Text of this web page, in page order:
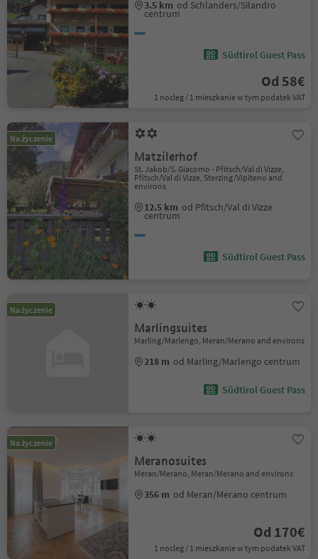
3.5 km od Schlanders/Silandro
centrum
Südtirol Guest Pass
Od 58€
1 nocleg / 1 mieszkanie w tym podatek VAT
Na życzenie
Matzilerhof
St. Jakob/S. Giacomo - Pfitsch/Val di Vizze,
Pfitsch/Val di Vizze, Sterzing/Vipiteno and
environs
12.5 km od Pfitsch/Val di Vizze
centrum
Südtirol Guest Pass
Na życzenie
Marlingsuites
Marling/Marlengo, Meran/Merano and environs
218 m od Marling/Marlengo centrum
Südtirol Guest Pass
Na życzenie
Meranosuites
Meran/Merano, Meran/Merano and environs
356 m od Meran/Merano centrum
Od 170€
1 nocleg / 1 mieszkanie w tym podatek VAT